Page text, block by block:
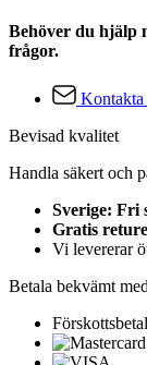
Behöver du hjälp
frågor.
Kontakta
Bevisad kvalitet
Handla säkert och
Sverige: Fri
Gratis
Vi levererar
Betala bekvämt med